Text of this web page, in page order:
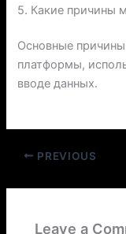
5. Какие причины
Основные
платформы,
вводе данных.
PREVIOUS
Leave a